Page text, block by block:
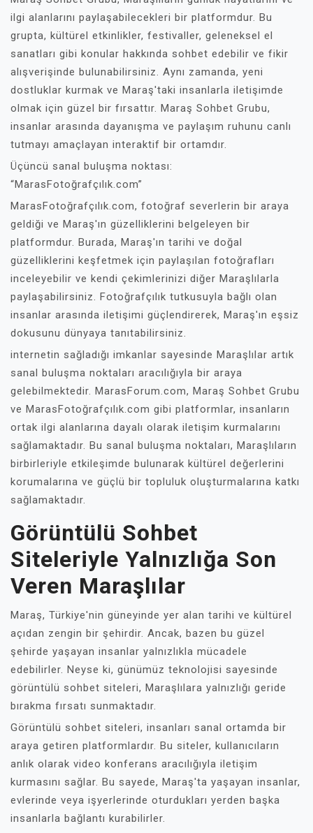
ilgi alanlarını paylaşabilecekleri bir platformdur. Bu
grupta, kültürel etkinlikler, festivaller, geleneksel el
sanatları gibi konular hakkında sohbet edebilir ve fikir
alışverişinde bulunabilirsiniz. Aynı zamanda, yeni
dostluklar kurmak ve Maraş'taki insanlarla iletişimde
olmak için güzel bir fırsattır. Maraş Sohbet Grubu,
insanlar arasında dayanışma ve paylaşım ruhunu canlı
tutmayı amaçlayan interaktif bir ortamdır.
Üçüncü sanal buluşma noktası:
“MarasFotoğrafçılık.com”
MarasFotoğrafçılık.com, fotoğraf severlerin bir araya
geldiği ve Maraş'ın güzelliklerini belgeleyen bir
platformdur. Burada, Maraş'ın tarihi ve doğal
güzelliklerini keşfetmek için paylaşılan fotoğrafları
inceleyebilir ve kendi çekimlerinizi diğer Maraşlılarla
paylaşabilirsiniz. Fotoğrafçılık tutkusuyla bağlı olan
insanlar arasında iletişimi güçlendirerek, Maraş'ın eşsiz
dokusunu dünyaya tanıtabilirsiniz.
internetin sağladığı imkanlar sayesinde Maraşlılar artık
sanal buluşma noktaları aracılığıyla bir araya
gelebilmektedir. MarasForum.com, Maraş Sohbet Grubu
ve MarasFotoğrafçılık.com gibi platformlar, insanların
ortak ilgi alanlarına dayalı olarak iletişim kurmalarını
sağlamaktadır. Bu sanal buluşma noktaları, Maraşlıların
birbirleriyle etkileşimde bulunarak kültürel değerlerini
korumalarına ve güçlü bir topluluk oluşturmalarına katkı
sağlamaktadır.
Görüntülü Sohbet
Siteleriyle Yalnızlığa Son
Veren Maraşlılar
Maraş, Türkiye'nin güneyinde yer alan tarihi ve kültürel
açıdan zengin bir şehirdir. Ancak, bazen bu güzel
şehirde yaşayan insanlar yalnızlıkla mücadele
edebilirler. Neyse ki, günümüz teknolojisi sayesinde
görüntülü sohbet siteleri, Maraşlılara yalnızlığı geride
bırakma fırsatı sunmaktadır.
Görüntülü sohbet siteleri, insanları sanal ortamda bir
araya getiren platformlardır. Bu siteler, kullanıcıların
anlık olarak video konferans aracılığıyla iletişim
kurmasını sağlar. Bu sayede, Maraş'ta yaşayan insanlar,
evlerinde veya işyerlerinde oturdukları yerden başka
insanlarla bağlantı kurabilirler.